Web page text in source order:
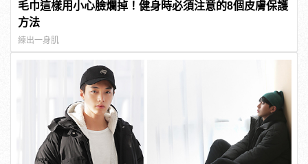
毛巾這樣用小心臉爛掉！健身時必須注意的8個皮膚保護
方法
練出一身肌